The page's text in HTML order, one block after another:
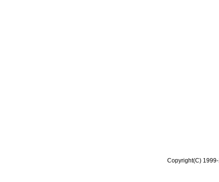
Copyright(C)